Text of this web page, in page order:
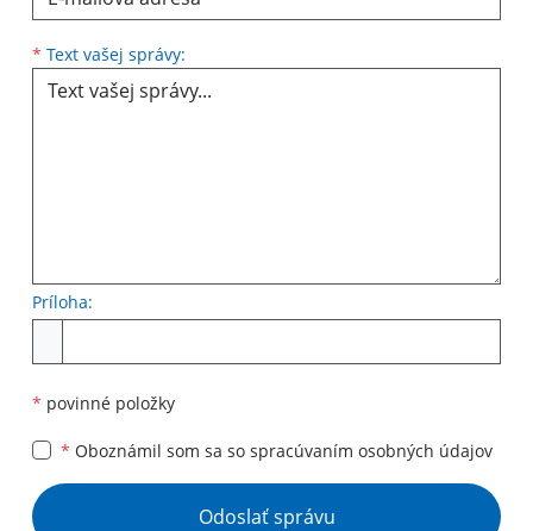
* Text vašej správy:
Príloha:
* povinné položky
* Oboznámil som sa so spracúvaním osobných údajov
Google reCaptcha Response
Odoslať správu